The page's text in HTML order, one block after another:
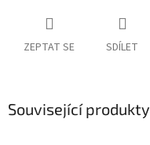
ZEPTAT SE SDÍLET
Související produkty